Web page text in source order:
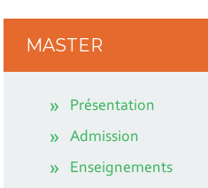
MASTER
Présentation
Admission
Enseignements